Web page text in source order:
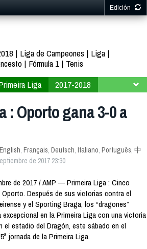
Edición
Liga de Campeones
Liga
Fórmula 1
Tenis
Liga
2017-2018
: Oporto gana 3-0 a
English, Français, Deutsch, Italiano, Português, 中
de 2017 23:30
de 2017 / AMP — Primeira Liga : Cinco
Después de sus victorias contra el
y el Sporting Braga, los “dragones”
en la Primeira Liga con una victoria
el estadio del Dragón, este sábado en el
jornada de la Primeira Liga.